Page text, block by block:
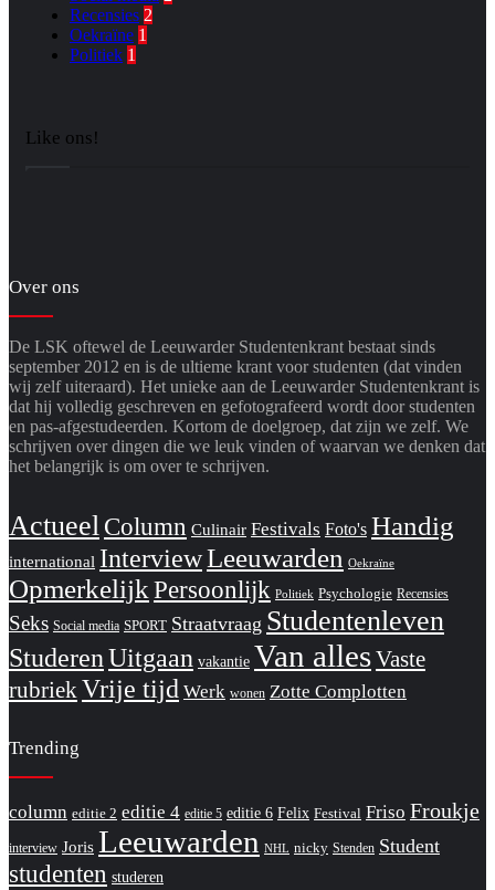
Recensies 2
Oekraïne 1
Politiek 1
Like ons!
Over ons
De LSK oftewel de Leeuwarder Studentenkrant bestaat sinds
september 2012 en is de ultieme krant voor studenten (dat vinden
wij zelf uiteraard). Het unieke aan de Leeuwarder Studentenkrant is
dat hij volledig geschreven en gefotografeerd wordt door studenten
en pas-afgestudeerden. Kortom de doelgroep, dat zijn we zelf. We
schrijven over dingen die we leuk vinden of waarvan we denken dat
het belangrijk is om over te schrijven.
Actueel Column Culinair Festivals Foto's Handig
international InterviewLeeuwarden Oekraïne
OpmerkelijkPersoonlijk Politiek Psychologie Recensies
Seks Social media SPORT Straatvraag Studentenleven
StuderenUitgaan vakantie Van allesVaste
rubriekVrije tijd Werk wonen Zotte Complotten
Trending
column editie 2 editie 4 editie 5 editie 6 Felix Festival Friso Froukje
interview Joris Leeuwarden NHL nicky Stenden Student
studenten studeren